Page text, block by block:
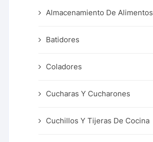
Almacenamiento De Alimentos
Batidores
Coladores
Cucharas Y Cucharones
Cuchillos Y Tijeras De Cocina